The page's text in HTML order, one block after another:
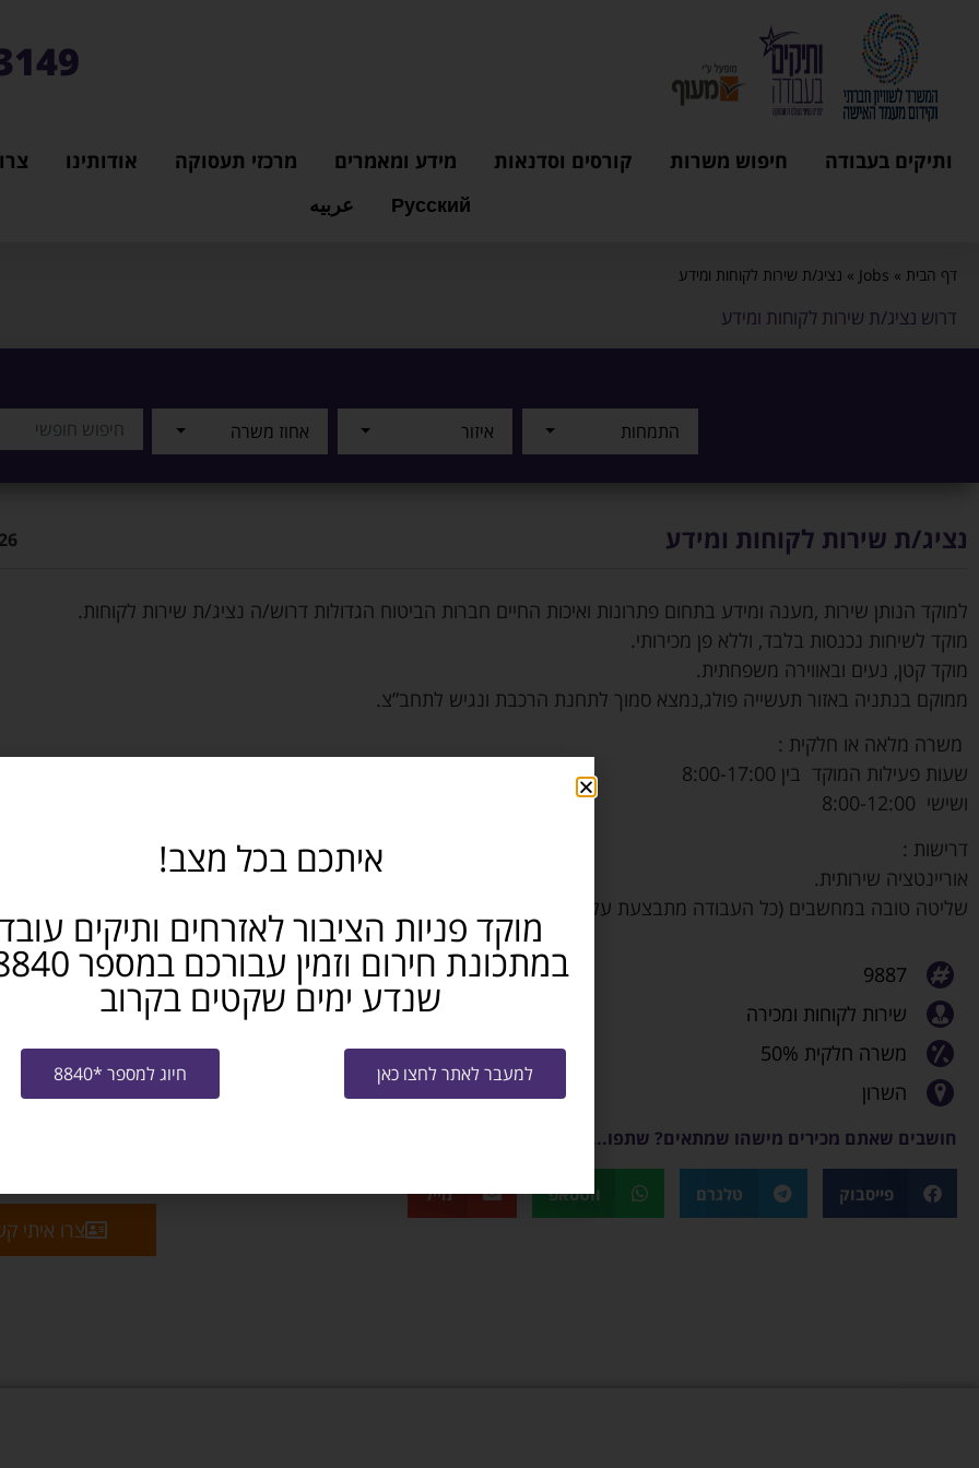
ותיקים בעבודה חיפוש משרות קורסים וסדנאות מידע ומאמרים מרכזי תעסוקה אודותינו
Русский
عربيه
דף הבית »
Jobs
» נציג/ת שירות לקוחות ומידע
דרוש נציג/ת שירות לקוחות ומידע
התמחות איזור אחוז משרה
נציג/ת שירות לקוחות ומידע
למוקד הנותן שירות ,מענה ומידע בתחום פתרונות ואיכות החיים חברות הביטוח הגדולות דרוש/ה נציג/ת שירות לקוחות.
מוקד לשיחות נכנסות בלבד, וללא פן מכירותי.
מוקד קטן, נעים ובאווירה משפחתית.
ממוקם בנתניה באזור תעשייה פולג,נמצא סמוך לתחנת הרכבת ונגיש לתחב”צ.
משרה מלאה או חלקית :
שעות פעילות המוקד בין 8:00-17:00
ושישי 8:00-12:00
דרישות :
אוריינטציה שירותית.
שליטה טובה במחשבים (כל העבודה מתבצעת על מחשב).
9887
שירות לקוחות ומכירה
משרה חלקית 50%
השרון
חושבים שאתם מכירים מישהו שמתאים? שתפו...
פייסבוק טלגרם ווטסאפ מייל
צרו איתי
איתכם בכל מצב!
מוקד פניות הציבור לאזרחים ותיקים
שנדע ימים שקטים בקרוב
למעבר לאתר לחצו כאן חיוג למספר *8840